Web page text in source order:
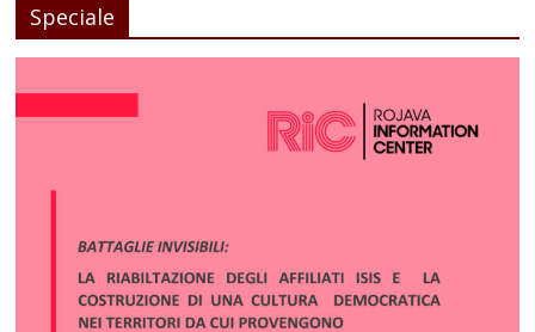
Speciale